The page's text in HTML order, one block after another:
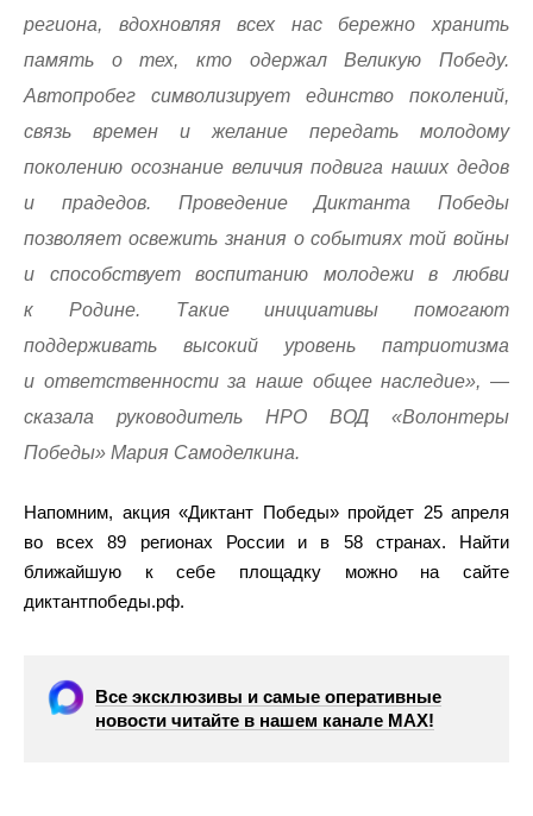
региона, вдохновляя всех нас бережно хранить
память о тех, кто одержал Великую Победу.
Автопробег символизирует единство поколений,
связь времен и желание передать молодому
поколению осознание величия подвига наших дедов
и прадедов. Проведение Диктанта Победы
позволяет освежить знания о событиях той войны
и способствует воспитанию молодежи в любви
к Родине. Такие инициативы помогают
поддерживать высокий уровень патриотизма
и ответственности за наше общее наследие», —
сказала руководитель НРО ВОД «Волонтеры
Победы» Мария Самоделкина.
Напомним, акция «Диктант Победы» пройдет 25 апреля
во всех 89 регионах России и в 58 странах. Найти
ближайшую к себе площадку можно на сайте
диктантпобеды.рф.
Все эксклюзивы и самые оперативные
новости читайте в нашем канале МАХ!